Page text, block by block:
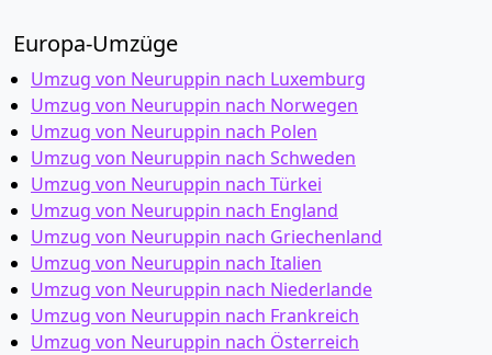
Europa-Umzüge
Umzug von Neuruppin nach Luxemburg
Umzug von Neuruppin nach Norwegen
Umzug von Neuruppin nach Polen
Umzug von Neuruppin nach Schweden
Umzug von Neuruppin nach Türkei
Umzug von Neuruppin nach England
Umzug von Neuruppin nach Griechenland
Umzug von Neuruppin nach Italien
Umzug von Neuruppin nach Niederlande
Umzug von Neuruppin nach Frankreich
Umzug von Neuruppin nach Österreich